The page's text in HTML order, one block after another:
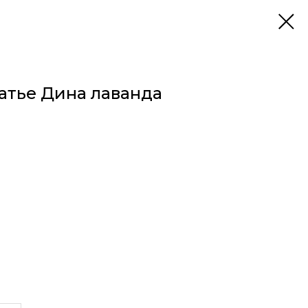
Дина лаванда